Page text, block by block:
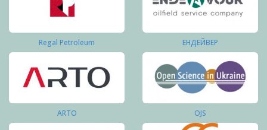
Regal Petroleum ЕНДЕЙВЕР
ARTO OJS